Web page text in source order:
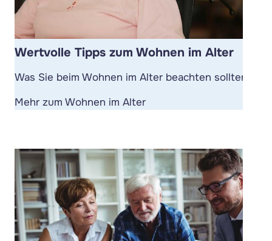
Wertvolle Tipps zum Wohnen im Alter
Was Sie beim Wohnen im Alter beachten sollten.
Mehr zum Wohnen im Alter